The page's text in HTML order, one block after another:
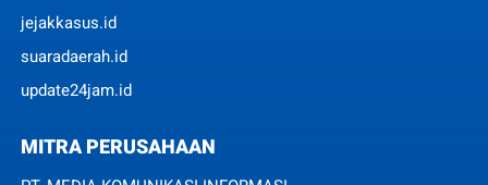
jejakkasus.id
suaradaerah.id
update24jam.id
MITRA PERUSAHAAN